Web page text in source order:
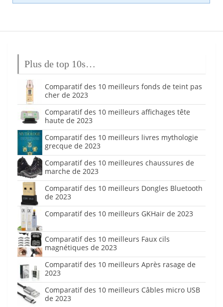
Plus de top 10s…
Comparatif des 10 meilleurs fonds de teint pas
cher de 2023
Comparatif des 10 meilleurs affichages tête
haute de 2023
Comparatif des 10 meilleurs livres mythologie
grecque de 2023
Comparatif des 10 meilleures chaussures de
marche de 2023
Comparatif des 10 meilleurs Dongles Bluetooth
de 2023
Comparatif des 10 meilleurs GKHair de 2023
Comparatif des 10 meilleurs Faux cils
magnétiques de 2023
Comparatif des 10 meilleurs Après rasage de
2023
Comparatif des 10 meilleurs Câbles micro USB
de 2023